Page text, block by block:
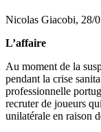
Nicolas Giacobi, 28/
L’affaire
Au moment de la
pendant la crise
professionnelle
recruter de joueurs
unilatérale en raison